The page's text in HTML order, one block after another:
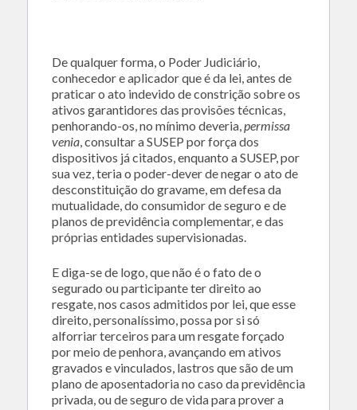
De qualquer forma, o Poder Judiciário,
conhecedor e aplicador que é da lei, antes de
praticar o ato indevido de constrição sobre os
ativos garantidores das provisões técnicas,
penhorando-os, no mínimo deveria,permissa
venia, consultar a SUSEP por força dos
dispositivos já citados, enquanto a SUSEP, por
sua vez, teria o poder-dever de negar o ato de
desconstituição do gravame, em defesa da
mutualidade, do consumidor de seguro e de
planos de previdência complementar, e das
próprias entidades supervisionadas.
E diga-se de logo, que não é o fato de o
segurado ou participante ter direito ao
resgate, nos casos admitidos por lei, que esse
direito, personalíssimo, possa por si só
alforriar terceiros para um resgate forçado
por meio de penhora, avançando em ativos
gravados e vinculados, lastros que são de um
plano de aposentadoria no caso da previdência
privada, ou de seguro de vida para prover a